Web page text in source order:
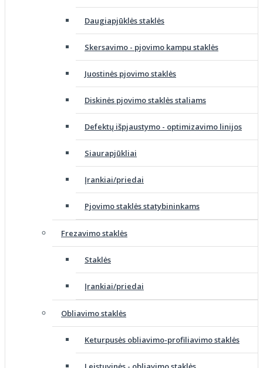
Daugiapjūklės staklės
Skersavimo - pjovimo kampu staklės
Juostinės pjovimo staklės
Diskinės pjovimo staklės staliams
Defektų išpjaustymo - optimizavimo linijos
Siaurapjūkliai
Įrankiai/priedai
Pjovimo staklės statybininkams
Frezavimo staklės
Staklės
Įrankiai/priedai
Obliavimo staklės
Keturpusės obliavimo-profiliavimo staklės